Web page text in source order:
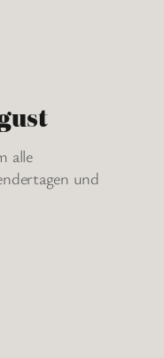
alle
und